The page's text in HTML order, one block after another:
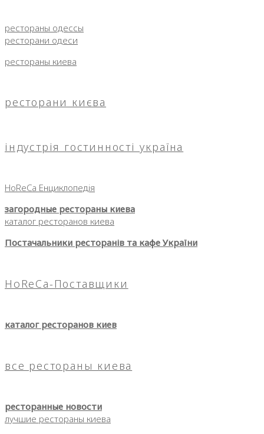
рестораны одессы
ресторани одеси
рестораны киева
ресторани києва
індустрія гостинності україна
HoReCa Енциклопедія
загородные рестораны киева
каталог ресторанов киева
Постачальники ресторанів та кафе України
HoReCa-Поставщики
каталог ресторанов киев
все рестораны киева
ресторанные новости
лучшие рестораны киева